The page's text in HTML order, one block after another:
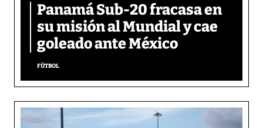
Panamá Sub-20 fracasa en
su misión al Mundial y cae
goleado ante México
FÚTBOL